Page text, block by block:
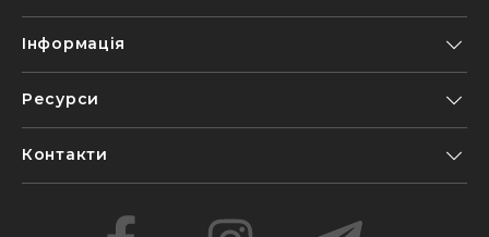
Інформація
Ресурси
Контакти